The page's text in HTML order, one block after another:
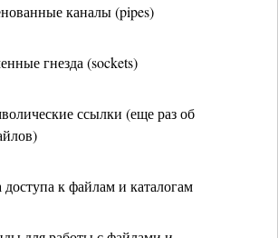
каналы (pipes)
гнезда (sockets)
ссылки (еще раз об
к файлам и каталогам